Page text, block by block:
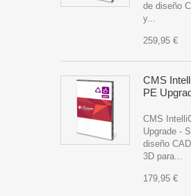
de diseño
y...
259,95 €
CMS
PE
CMS
Upgrade -
diseño
3D para...
179,95 €